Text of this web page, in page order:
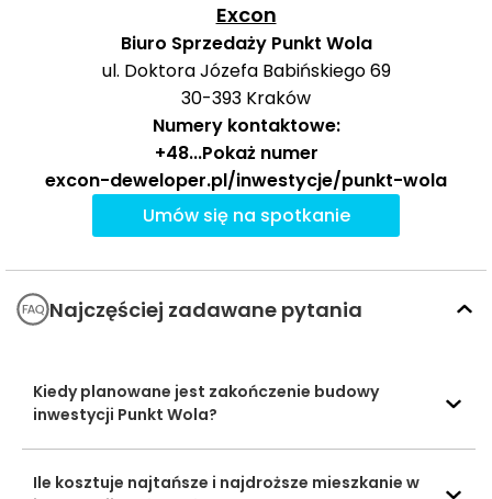
Ważne miejsca w okolicy: edukacja, sport,
zakupy i rozrywka
W najbliższej okolicy inwestycji wyróżnia się wygodny
dostęp do codziennych usług edukacyjnych,
sportowych i zakupowych, a także do popularnych
miejsc rozrywki.
Typ usługi Nazwa usługi Odległość
Przedszkola
Chatka
Niedźwiadka
Ogólnokształcące
Excon
Biuro Sprzedaży Punkt Wola
ul. Doktora Józefa Babińskiego 69
30-393 Kraków
Numery kontaktowe:
+48...Pokaż numer
excon-deweloper.pl/inwestycje/punkt-wola
Umów się na spotkanie
Najczęściej zadawane pytania
Kiedy planowane jest zakończenie budowy
inwestycji Punkt Wola?
Ile kosztuje najtańsze i najdroższe mieszkanie w